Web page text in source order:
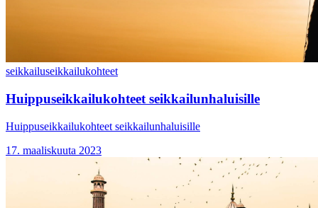
seikkailuseikkailukohteet
Huippuseikkailukohteet seikkailunhaluisille
Huippuseikkailukohteet seikkailunhaluisille
17. maaliskuuta 2023